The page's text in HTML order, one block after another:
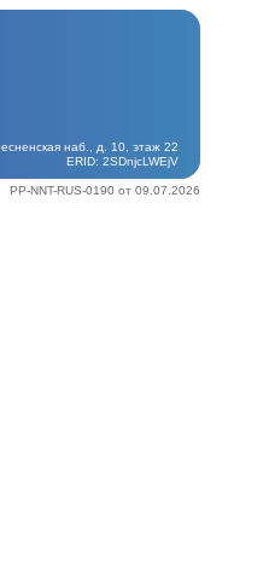
наб., д. 10, этаж 22
ERID: 2SDnjcLWEjV
PP-NNT-RUS-0190 от 09.07.2026